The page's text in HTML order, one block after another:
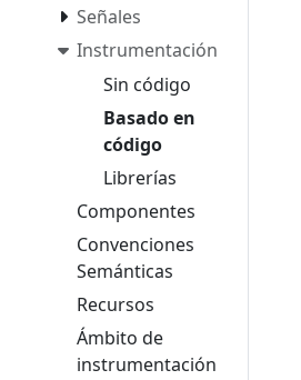
Señales
Instrumentación
Sin código
Basado en
código
Librerías
Componentes
Convenciones
Semánticas
Recursos
Ámbito de
instrumentación